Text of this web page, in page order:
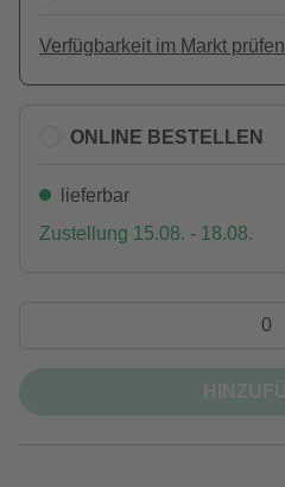
Verfügbarkeit im Markt prüfen
ONLINE BESTELLEN
lieferbar
Zustellung 15.08. - 18.08.